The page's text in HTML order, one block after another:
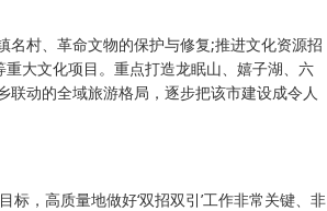
村、革命文物的保护与修复;推进文化资源招
大文化项目。重点打造龙眠山、嬉子湖、六
动的全域旅游格局，逐步把该市建设成令人
标，高质量地做好‘双招双引’工作非常关键、非